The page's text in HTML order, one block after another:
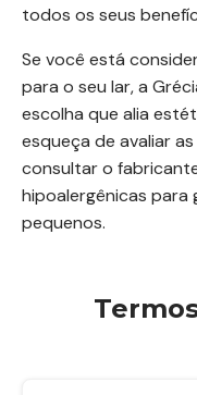
todos os seus
Se você está
para o seu lar, a
escolha que alia
esqueça de avaliar
consultar o
hipoalergênicas para
pequenos.